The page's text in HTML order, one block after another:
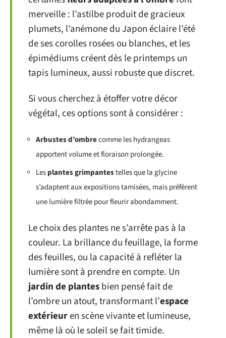
merveille : l’astilbe produit de gracieux
plumets, l’anémone du Japon éclaire l’été
de ses corolles rosées ou blanches, et les
épimédiums créent dès le printemps un
tapis lumineux, aussi robuste que discret.
Si vous cherchez à étoffer votre décor
végétal, ces options sont à considérer :
Arbustes d’ombrecomme les hydrangeas
apportent volume et floraison prolongée.
Lesplantes grimpantestelles que la glycine
s’adaptent aux expositions tamisées, mais préfèrent
une lumière filtrée pour fleurir abondamment.
Le choix des plantes ne s’arrête pas à la
couleur. La brillance du feuillage, la forme
des feuilles, ou la capacité à refléter la
lumière sont à prendre en compte. Un
jardin de plantesbien pensé fait de
l’ombre un atout, transformant l’espace
extérieuren scène vivante et lumineuse,
même là où le soleil se fait timide.